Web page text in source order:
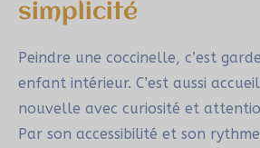
simplicité
Peindre une coccinelle, c’est
enfant intérieur. C’est aussi
nouvelle avec curiosité et
Par son accessibilité et son